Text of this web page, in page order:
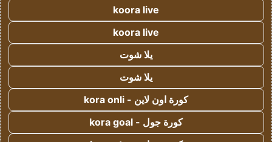
koora live
koora live
يلا شوت
يلا شوت
كورة اون لاين - kora onli
كورة جول - kora goal